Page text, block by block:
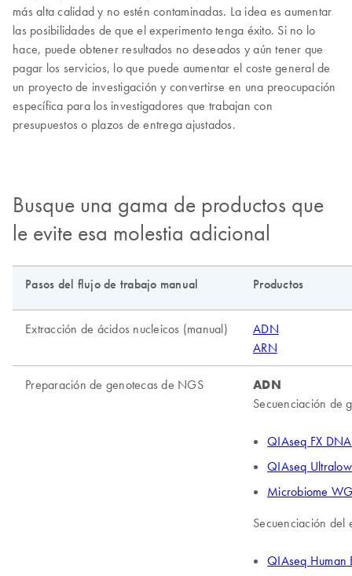
más alta calidad y no estén contaminadas. La idea es aumentar
las posibilidades de que el experimento tenga éxito. Si no lo
hace, puede obtener resultados no deseados y aún tener que
pagar los servicios, lo que puede aumentar el coste general de
un proyecto de investigación y convertirse en una preocupación
específica para los investigadores que trabajan con
presupuestos o plazos de entrega ajustados.
Busque una gama de productos que
le evite esa molestia adicional